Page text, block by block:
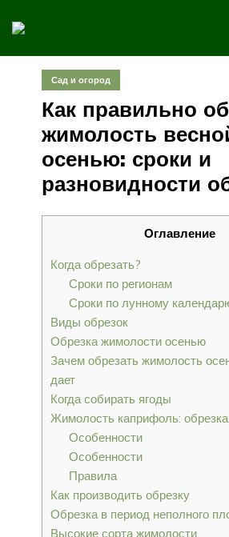
Сад и огород
Как правильно
жимолость
осенью: сроки и
разновидности
Оглавление
Когда обрезать?
Сроки по регионам
Сроки по лунному
Виды обрезок
Обрезка жимолости осенью
Зачем обрезать жимолость
дает
Когда собирать ягоды
Жимолость каприфоль:
Особенности
Особенности
Правила
Как производить обрезку
Обрезка в период неполного
Высокие сорта жимолости